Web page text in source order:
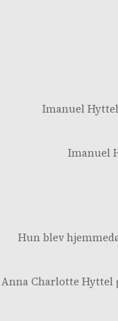
Imanuel
Imanuel
Hun blev
Anna Charlotte Hyttel